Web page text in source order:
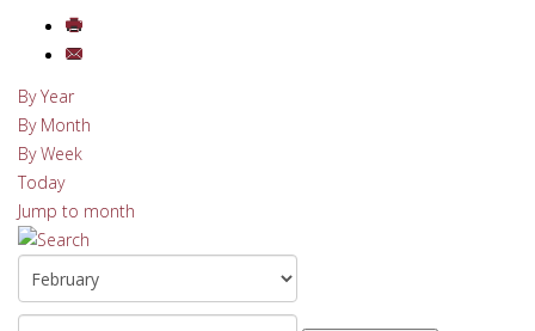
By Year
By Month
By Week
Today
Jump to month